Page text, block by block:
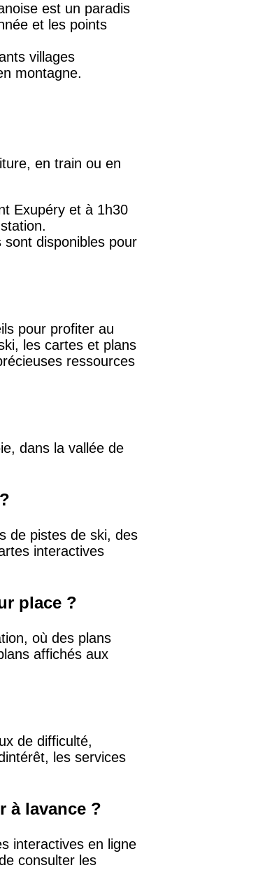
est un paradis
et les points
villages
montagne.
en train ou en
Exupéry et à 1h30
disponibles pour
pour profiter au
les cartes et plans
ressources
dans la vallée de
de pistes de ski, des
interactives
place ?
où des plans
affichés aux
de difficulté,
les services
à lavance ?
interactives en ligne
consulter les